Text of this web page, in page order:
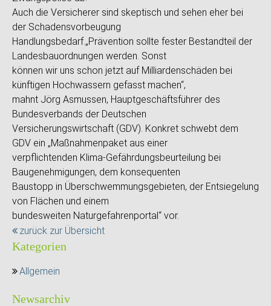
Auch die Versicherer sind skeptisch und sehen eher bei
der Schadensvorbeugung
Handlungsbedarf.„Prävention sollte fester Bestandteil der
Landesbauordnungen werden. Sonst
können wir uns schon jetzt auf Milliardenschäden bei
künftigen Hochwassern gefasst machen“,
mahnt Jörg Asmussen, Hauptgeschäftsführer des
Bundesverbands der Deutschen
Versicherungswirtschaft (GDV). Konkret schwebt dem
GDV ein „Maßnahmenpaket aus einer
verpflichtenden Klima-Gefährdungsbeurteilung bei
Baugenehmigungen, dem konsequenten
Baustopp in Überschwemmungsgebieten, der Entsiegelung
von Flächen und einem
bundesweiten Naturgefahrenportal“ vor.
zurück zur Übersicht
Kategorien
Allgemein
Newsarchiv